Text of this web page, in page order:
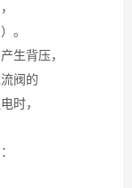
。
生背压，
阀的
时，